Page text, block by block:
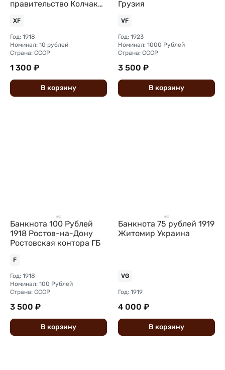
правительство Колчак
XF
Год: 1918
Номинал: 10 рублей
Страна: СССР
1 300 ₽
В корзину
Грузия
VF
Год: 1923
Номинал: 1000 Рублей
Страна: СССР
3 500 ₽
В корзину
Банкнота 100 Рублей
1918 Ростов-на-Дону
Ростовская контора ГБ
F
Год: 1918
Номинал: 100 Рублей
Страна: СССР
3 500 ₽
В корзину
Банкнота 75 рублей 1919
Житомир Украина
VG
Год: 1919
4 000 ₽
В корзину